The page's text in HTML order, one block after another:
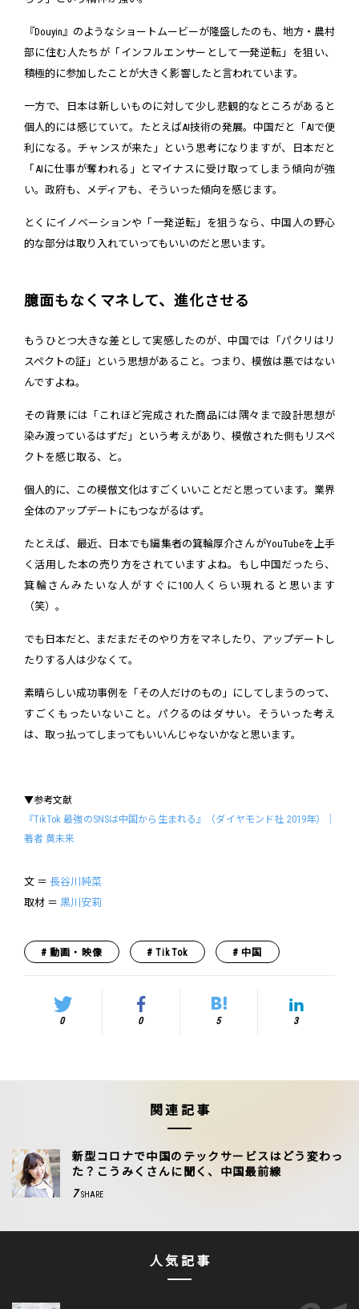
『Douyin』のようなショートムービーが隆盛したのも、地方・農村
部に住む人たちが「インフルエンサーとして一発逆転」を狙い、
積極的に参加したことが大きく影響したと言われています。
一方で、日本は新しいものに対して少し悲観的なところがあると
個人的には感じていて。たとえばAI技術の発展。中国だと「AIで便
利になる。チャンスが来た」という思考になりますが、日本だと
「AIに仕事が奪われる」とマイナスに受け取ってしまう傾向が強
い。政府も、メディアも、そういった傾向を感じます。
とくにイノベーションや「一発逆転」を狙うなら、中国人の野心
的な部分は取り入れていってもいいのだと思います。
臆面もなくマネして、進化させる
もうひとつ大きな差として実感したのが、中国では「パクリはリ
スペクトの証」という思想があること。つまり、模倣は悪ではない
んですよね。
その背景には「これほど完成された商品には隅々まで設計思想が
染み渡っているはずだ」という考えがあり、模倣された側もリスペ
クトを感じ取る、と。
個人的に、この模倣文化はすごくいいことだと思っています。業界
全体のアップデートにもつながるはず。
たとえば、最近、日本でも編集者の箕輪厚介さんがYouTubeを上手
く活用した本の売り方をされていますよね。もし中国だったら、
箕輪さんみたいな人がすぐに100人くらい現れると思います
（笑）。
でも日本だと、まだまだそのやり方をマネしたり、アップデートし
たりする人は少なくて。
素晴らしい成功事例を「その人だけのもの」にしてしまうのって、
すごくもったいないこと。パクるのはダサい。そういった考え
は、取っ払ってしまってもいいんじゃないかなと思います。
▼参考文献
『TikTok 最強のSNSは中国から生まれる』（ダイヤモンド社 2019年）｜
著者 黄未来
文 ＝ 長谷川純菜
取材 ＝ 黒川安莉
動画・映像 TikTok 中国
0 0 5 3
関連記事
新型コロナで中国のテックサービスはどう変わっ
た？こうみくさんに聞く、中国最前線
7 SHARE
人気記事